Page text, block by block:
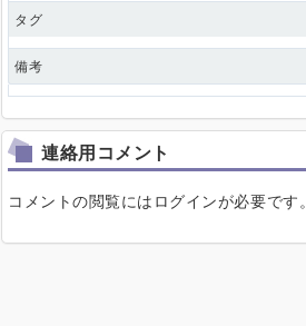
タグ
備考
連絡用コメント
コメントの閲覧にはログインが必要です。